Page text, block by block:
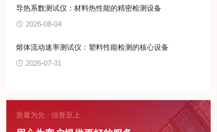
导热系数测试仪：材料热性能的精密检测设备
2026-08-04
熔体流动速率测试仪：塑料性能检测的核心设备
2026-07-31
质量为先 · 信誉至上